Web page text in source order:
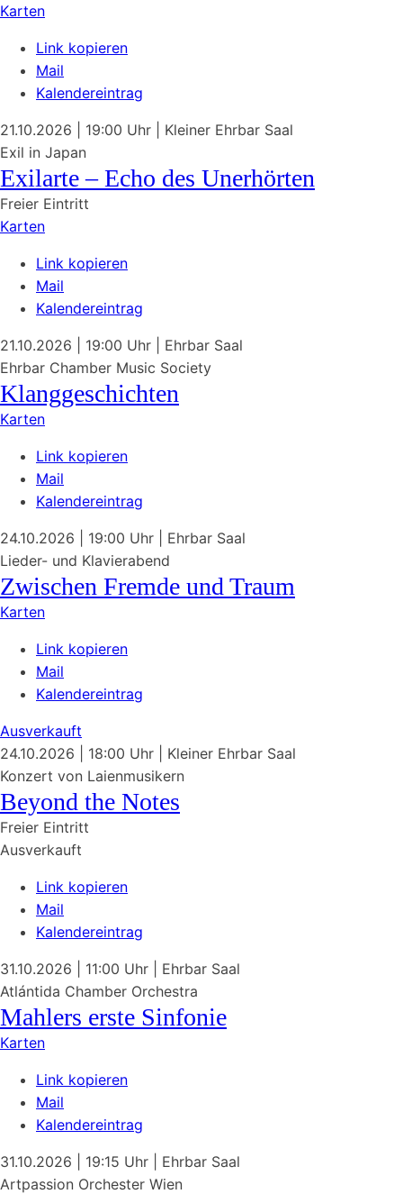
Karten
Link kopieren
Mail
Kalendereintrag
21.10.2026 | 19:00 Uhr
Kleiner Ehrbar Saal
Exil in Japan
Exilarte – Echo des Unerhörten
Freier Eintritt
Karten
Link kopieren
Mail
Kalendereintrag
21.10.2026 | 19:00 Uhr
Ehrbar Saal
Ehrbar Chamber Music Society
Klanggeschichten
Karten
Link kopieren
Mail
Kalendereintrag
24.10.2026 | 19:00 Uhr
Ehrbar Saal
Lieder- und Klavierabend
Zwischen Fremde und Traum
Karten
Link kopieren
Mail
Kalendereintrag
Ausverkauft
24.10.2026
| 18:00 Uhr
Kleiner Ehrbar Saal
Konzert von Laienmusikern
Beyond the Notes
Freier Eintritt
Ausverkauft
Link kopieren
Mail
Kalendereintrag
31.10.2026 | 11:00 Uhr
Ehrbar Saal
Atlántida Chamber Orchestra
Mahlers erste Sinfonie
Karten
Link kopieren
Mail
Kalendereintrag
31.10.2026 | 19:15 Uhr
Ehrbar Saal
Artpassion Orchester Wien